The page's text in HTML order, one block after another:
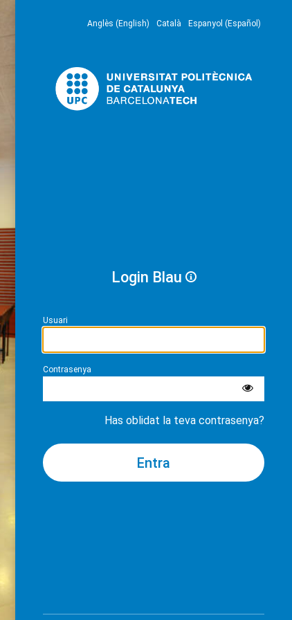
Anglès (English) Català Espanyol (Español)
Login Blau
Usuari
Contrasenya
Has oblidat la teva contrasenya?